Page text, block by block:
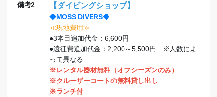
備考2
【ダイビングショップ】
◆MOSS DIVERS◆
≪現地費用≫
●3本目追加代金：6,600円
●遠征費追加代金：2,200～5,500円 ※人数によ
って異なる
※レンタル器材無料（オフシーズンのみ）
※クルーザーコートの無料貸し出し
※ランチ付